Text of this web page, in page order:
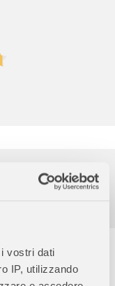
vostri dati
IP, utilizzando
Disney Lilli e il